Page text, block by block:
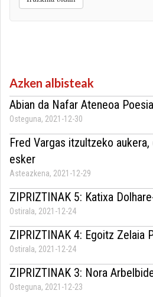
Azken albisteak
Abian da Nafar Ateneoa
Osteguna, 2021-12-30
Fred Vargas itzultzeko
esker
Asteazkena, 2021-12-29
ZIPRIZTINAK 5: Katixa
Ostirala, 2021-12-24
ZIPRIZTINAK 4: Egoitz Zelaia
Ostirala, 2021-12-24
ZIPRIZTINAK 3: Nora
Osteguna, 2021-12-23